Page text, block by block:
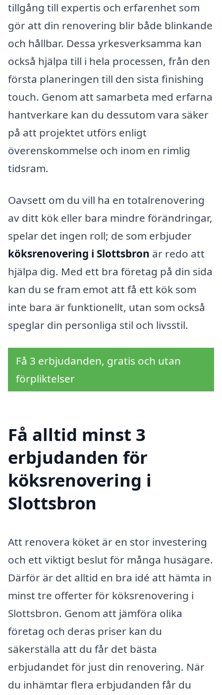
tillgång till expertis och erfarenhet som
gör att din renovering blir både blinkande
och hållbar. Dessa yrkesverksamma kan
också hjälpa till i hela processen, från den
första planeringen till den sista finishing
touch. Genom att samarbeta med erfarna
hantverkare kan du dessutom vara säker
på att projektet utförs enligt
överenskommelse och inom en rimlig
tidsram.
Oavsett om du vill ha en totalrenovering
av ditt kök eller bara mindre förändringar,
spelar det ingen roll; de som erbjuder
köksrenovering i Slottsbron är redo att
hjälpa dig. Med ett bra företag på din sida
kan du se fram emot att få ett kök som
inte bara är funktionellt, utan som också
speglar din personliga stil och livsstil.
Få 3 erbjudanden, gratis och utan
förpliktelser
Få alltid minst 3
erbjudanden för
köksrenovering i
Slottsbron
Att renovera köket är en stor investering
och ett viktigt beslut för många husägare.
Därför är det alltid en bra idé att hämta in
minst tre offerter för köksrenovering i
Slottsbron. Genom att jämföra olika
företag och deras priser kan du
säkerställa att du får det bästa
erbjudandet för just din renovering. När
du inhämtar flera erbjudanden får du